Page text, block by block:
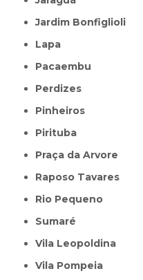
Jardim Bonfiglioli
Lapa
Pacaembu
Perdizes
Pinheiros
Pirituba
Praça da Arvore
Raposo Tavares
Rio Pequeno
Sumaré
Vila Leopoldina
Vila Pompeia